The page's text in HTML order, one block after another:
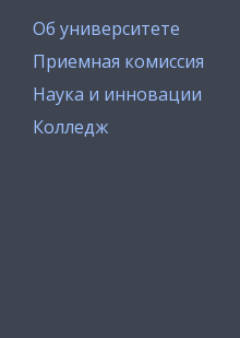
Об университете
Приемная комиссия
Наука и инновации
Колледж